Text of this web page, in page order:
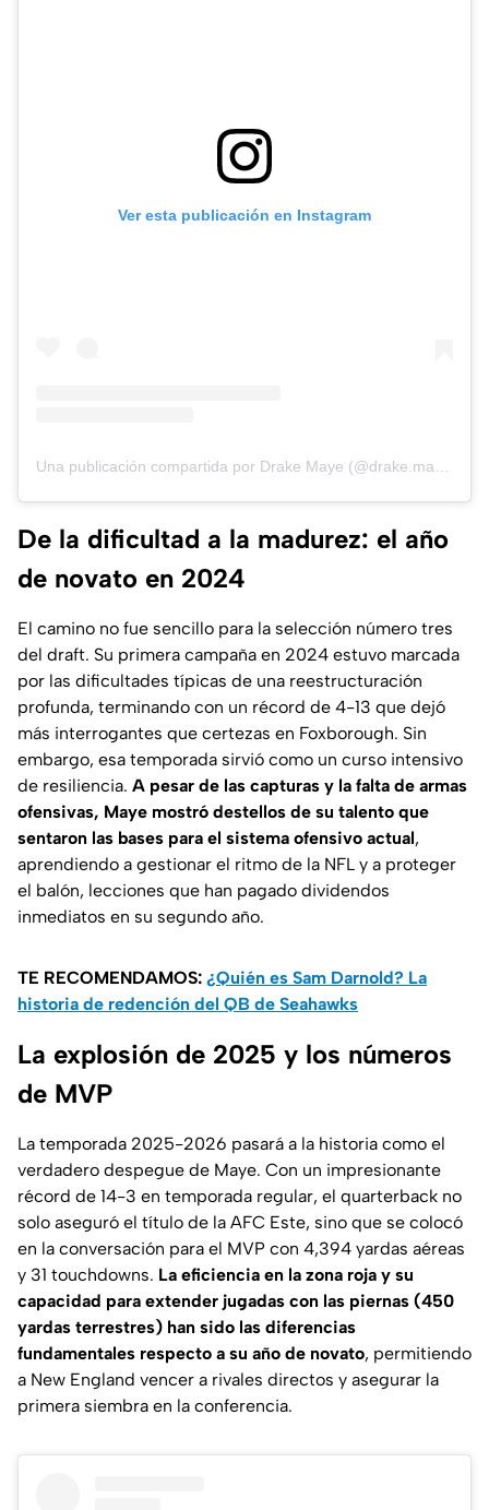
Ver esta publicación en Instagram
Una publicación compartida por Drake Maye (@drake.maye)
De la dificultad a la madurez: el año
de novato en 2024
El camino no fue sencillo para la selección número tres
del draft. Su primera campaña en 2024 estuvo marcada
por las dificultades típicas de una reestructuración
profunda, terminando con un récord de 4-13 que dejó
más interrogantes que certezas en Foxborough. Sin
embargo, esa temporada sirvió como un curso intensivo
de resiliencia. A pesar de las capturas y la falta de armas
ofensivas, Maye mostró destellos de su talento que
sentaron las bases para el sistema ofensivo actual,
aprendiendo a gestionar el ritmo de la NFL y a proteger
el balón, lecciones que han pagado dividendos
inmediatos en su segundo año.
TE RECOMENDAMOS: ¿Quién es Sam Darnold? La
historia de redención del QB de Seahawks
La explosión de 2025 y los números
de MVP
La temporada 2025-2026 pasará a la historia como el
verdadero despegue de Maye. Con un impresionante
récord de 14-3 en temporada regular, el quarterback no
solo aseguró el título de la AFC Este, sino que se colocó
en la conversación para el MVP con 4,394 yardas aéreas
y 31 touchdowns. La eficiencia en la zona roja y su
capacidad para extender jugadas con las piernas (450
yardas terrestres) han sido las diferencias
fundamentales respecto a su año de novato, permitiendo
a New England vencer a rivales directos y asegurar la
primera siembra en la conferencia.